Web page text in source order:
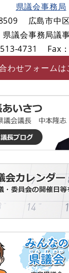
県議会事務局
広島市中
県議会事務局議
4731
Fax
わせフォームは